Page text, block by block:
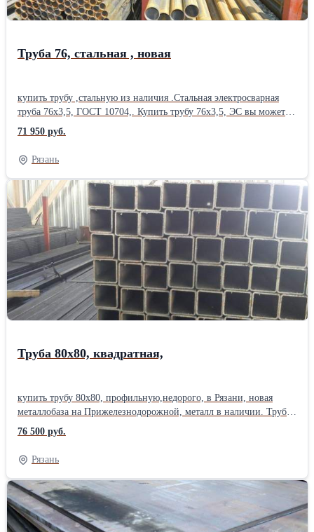
Россия Форма сечения: Круглая Способ изготовления: Сварная
Труба 76, стальная , новая
купить трубу ,стальную из наличия .Стальная электросварная
труба 76х3,5, ГОСТ 10704,. Купить трубу 76х3,5, ЭС вы можете
оптом и в розницу. Минимальный объем отгрузки - от одной
трубы.Характеристика товара Труба стальная , электросварная.
ЭС,76х3,5 ммТолщина трубы :3,5 мм;Длина трубы: 12
м;используют для создания систем водопровода и газовых сетей
магистрального и иного различного характера. Однако у этой
продукции есть и другие возможности для использования –
прокладка коммуникаций, отопительных систем. Труба ЭС 76
применяется на стойплощадках – особенно при создании
готовых блоков.Производитель: Северсталь Наружный диаметр:
76 мм Вид проката: Горячекатаный Страна-производитель:
Россия Форма сечения: Круглая Способ изготовления: Сварная
71 950 руб.
Рязань
Труба 80х80, квадратная,
купить трубу 80х80, профильную,недорого, в Рязани, новая
металлобаза на Прижелезнодорожной, металл в наличии. Труба
профильная, труба стальная, труба квадратная, труба
прямоугольная. Вес профильной трубы, профильная труба цена
за метр, профильная труба вес 1 метра, уточняйте у менеджера.
На складе есть услуга резки профильной трубы. Все трубы
новые, не б/у, длина трубы, 6 метров, 12 метров, соответствует
ГОСТ 30245-94, 8645-68, 8639-82 . Отгрузка по электронным
весам. Сертификат на металл.Металл можно купить сегодня , в
розницу, от 1 штуки. Работаем с организациями и частными
76 500 руб.
Рязань